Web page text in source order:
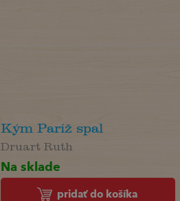
Kým Paríž spal
Druart Ruth
Na sklade
pridať do košíka